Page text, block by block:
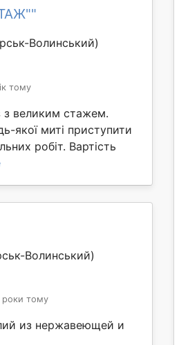
Волинський)
тому
з великим стажем.
якої миті приступити
робіт. Вартість
Волинський)
роки тому
из нержавеющей и